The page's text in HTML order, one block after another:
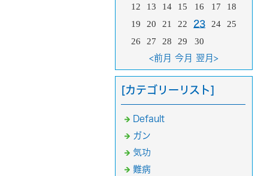
12
13 14 15 16 17
18
19
20 21 22 23 24
25
26
27 28 29 30
<前月 今月 翌月>
[カテゴリーリスト]
Default
ガン
気功
難病